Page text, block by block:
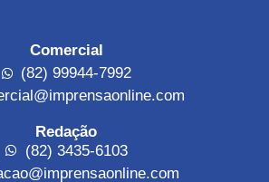
Comercial
(82) 99944-7992
Redação
(82) 3435-6103